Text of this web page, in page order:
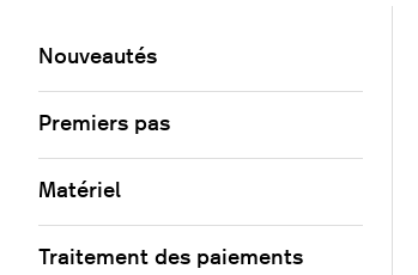
Nouveautés
Premiers pas
Matériel
Traitement des paiements